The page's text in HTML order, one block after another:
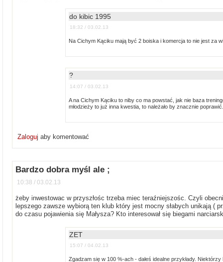
do kibic 1995
18:32 / 03.02.13
Na Cichym Kąciku mają być 2 boiska i komercja to nie jest za
?
14:07 / 03.02.13
A na Cichym Kąciku to niby co ma powstać, jak nie baza
młodzieży to już inna kwestia, to należało by znacznie poprawić.
Zalogujaby komentować
Bardzo dobra myśl ale ;
10:38 / 03.02.13
żeby inwestowac w przyszłośc trzeba miec teraźniejszośc. Czyli
lepszego zawsze wybiorą ten klub który jest mocny słabych unikają (
do czasu pojawienia się Małysza? Kto interesował się biegami
ZET
15:07 / 04.02.13
Zgadzam się w 100 %-ach - dałeś idealne przykłady.